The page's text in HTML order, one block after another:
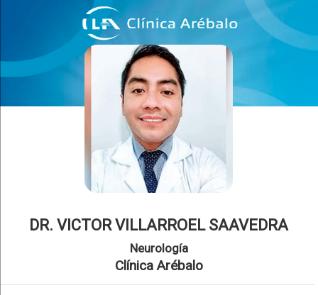
DR. VICTOR VILLARROEL SAAVEDRA
Neurología
Clínica Arébalo